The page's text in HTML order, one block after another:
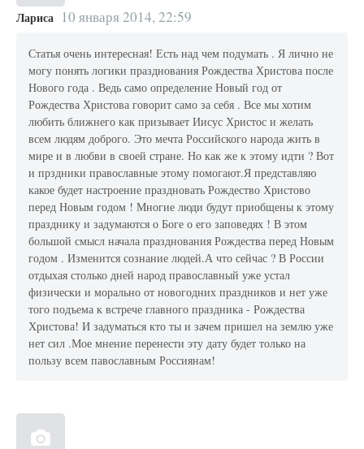
Лариса 10 января 2014, 22:59
Статья очень интересная! Есть над чем подумать . Я лично не
могу понять логики празднования Рождества Христова после
Нового года . Ведь само определение Новый год от
Рождества Христова говорит само за себя . Все мы хотим
любить ближнего как призывает Иисус Христос и желать
всем людям доброго. Это мечта Российского народа жить в
мире и в любви в своей стране. Но как же к этому идти ? Вот
и прздники православные этому помогают.Я представляю
какое будет настроение праздновать Рождество Христово
перед Новым годом ! Многие люди будут приобщены к этому
празднику и задумаются о Боге о его заповедях ! В этом
большой смысл начала празднования Рождества перед Новым
годом . Изменится сознание людей.А что сейчас ? В России
отдыхая столько дней народ православный уже устал
физически и морально от новогодних праздников и нет уже
того подъема к встрече главного праздника - Рождества
Христова! И задуматься кто ты и зачем пришел на землю уже
нет сил .Мое мнение перенести эту дату будет только на
пользу всем павославным Россиянам!